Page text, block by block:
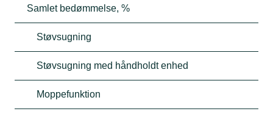
Samlet bedømmelse, %
Støvsugning
Støvsugning med håndholdt enhed
Moppefunktion